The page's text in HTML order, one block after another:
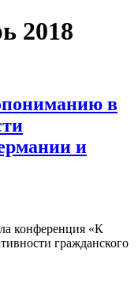
2018
в
и
конференция «К
гражданского